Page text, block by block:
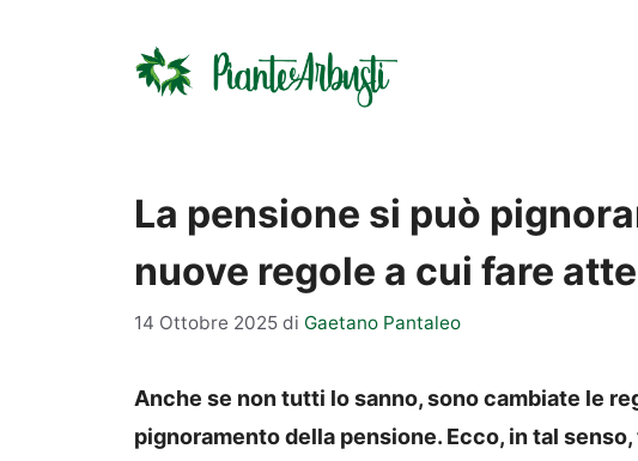
La pensione si può
nuove regole a cui fare
14 Ottobre 2025 di Gaetano Pantaleo
Anche se non tutti lo sanno, sono cambiate le
pignoramento della pensione. Ecco, in tal